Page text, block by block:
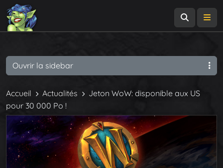
Accueil Actualités
Jeton WoW: disponible aux US
pour 30 000 Po !
Ouvrir la sidebar